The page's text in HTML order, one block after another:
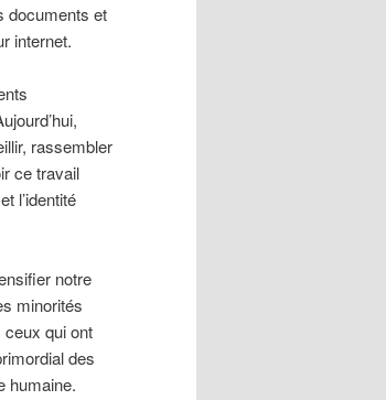
documents et
internet.
rassembler
ce travail
l’identité
notre
minorités
ceux qui ont
des
humaine.